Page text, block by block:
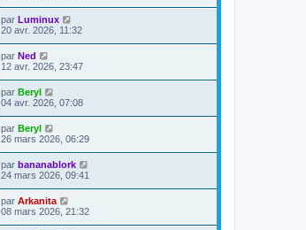
par Luminux
20 avr. 2026, 11:32
par Ned
12 avr. 2026, 23:47
par Beryl
04 avr. 2026, 07:08
par Beryl
26 mars 2026, 06:29
par bananablork
24 mars 2026, 09:41
par Arkanita
08 mars 2026, 21:32